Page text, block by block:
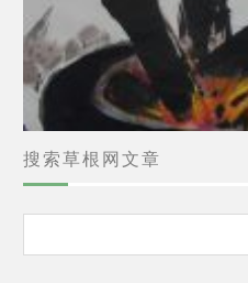
搜索草根网文章
索